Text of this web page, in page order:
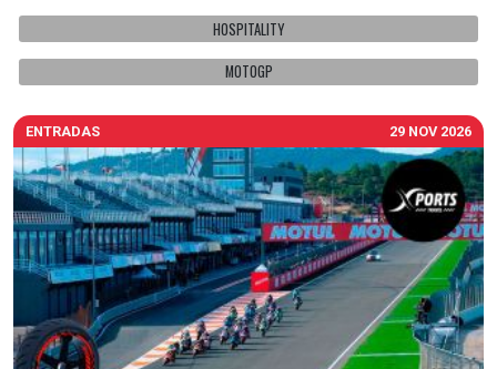
HOSPITALITY
MOTOGP
ENTRADAS 29 NOV 2026